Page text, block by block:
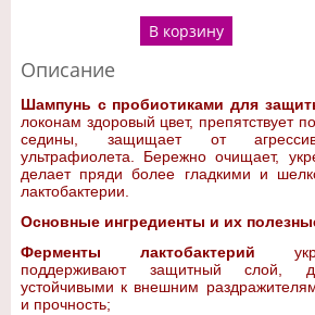
В корзину
Описание
Шампунь с пробиотиками для
локонам здоровый цвет, препятствует
седины, защищает от
ультрафиолета. Бережно очищает,
делает пряди более гладкими и
лактобактерии.
Основные ингредиенты и их
Ферменты лактобактерий
поддерживают защитный слой,
устойчивыми к внешним
и прочность;